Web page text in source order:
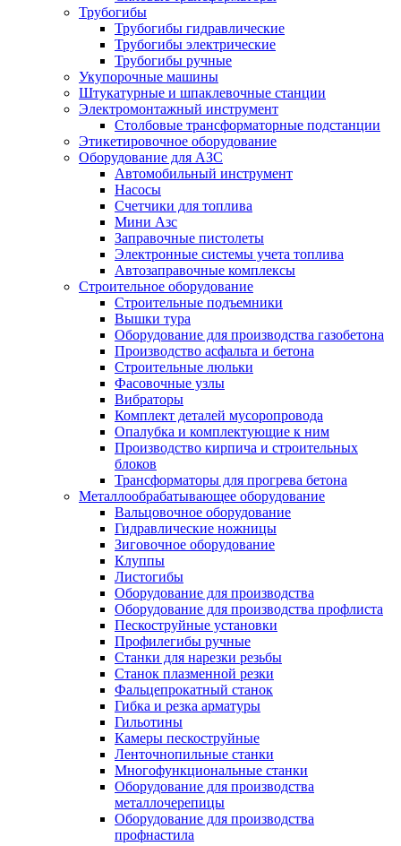
Трубогибы
Трубогибы гидравлические
Трубогибы электрические
Трубогибы ручные
Укупорочные машины
Штукатурные и шпаклевочные станции
Электромонтажный инструмент
Столбовые трансформаторные подстанции
Этикетировочное оборудование
Оборудование для АЗС
Автомобильный инструмент
Насосы
Счетчики для топлива
Мини Азс
Заправочные пистолеты
Электронные системы учета топлива
Автозаправочные комплексы
Строительное оборудование
Cтроительные подъемники
Вышки тура
Оборудование для производства газобетона
Производство асфальта и бетона
Строительные люльки
Фасовочные узлы
Вибраторы
Комплект деталей мусоропровода
Опалубка и комплектующие к ним
Производство кирпича и строительных
блоков
Трансформаторы для прогрева бетона
Металлообрабатывающее оборудование
Вальцовочное оборудование
Гидравлические ножницы
Зиговочное оборудование
Клуппы
Листогибы
Оборудование для производства
Оборудование для производства профлиста
Пескоструйные установки
Профилегибы ручные
Станки для нарезки резьбы
Станок плазменной резки
Фальцепрокатный станок
Гибка и резка арматуры
Гильотины
Камеры пескоструйные
Ленточнопильные станки
Многофункциональные станки
Оборудование для производства
металлочерепицы
Оборудование для производства
профнастила